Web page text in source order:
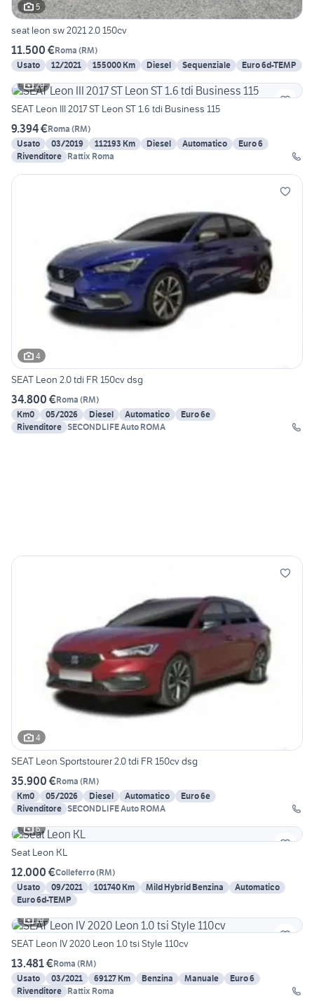
5
seat leon sw 2021 2.0 150cv
11.500 €Roma (RM)
Usato
12/2021 155000 Km Diesel Sequenziale
Euro 6d-TEMP
29
SEAT Leon III 2017 ST Leon ST 1.6 tdi Business 115
9.394 €Roma (RM)
Usato
03/2019 112193 Km Diesel Automatico
Euro 6
Rivenditore Rattix Roma
4
SEAT Leon 2.0 tdi FR 150cv dsg
34.800 €Roma (RM)
Km0
05/2026 Diesel Automatico
Euro 6e
Rivenditore SECONDLIFE Auto ROMA
4
SEAT Leon Sportstourer 2.0 tdi FR 150cv dsg
35.900 €Roma (RM)
Km0
05/2026 Diesel Automatico
Euro 6e
Rivenditore SECONDLIFE Auto ROMA
6
Seat Leon KL
12.000 €Colleferro(RM)
Usato
09/2021 101740 Km Mild Hybrid Benzina
Automatico
Euro 6d-TEMP
19
SEAT Leon IV 2020 Leon 1.0 tsi Style 110cv
13.481 €Roma (RM)
Usato
03/2021 69127 Km Benzina Manuale
Euro 6
Rivenditore Rattix Roma